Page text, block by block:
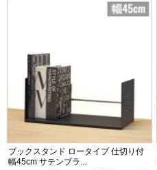
ブックスタンド ロータイプ 仕切り付
幅45cm サテンブラ...